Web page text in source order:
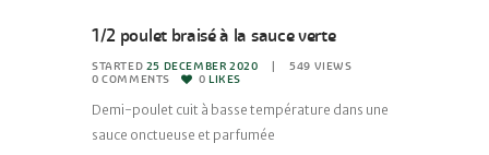
1/2 poulet braisé à la sauce verte
STARTED 25 DECEMBER 2020 549 VIEWS
0 COMMENTS 0 LIKES
Demi-poulet cuit à basse température dans une
sauce onctueuse et parfumée